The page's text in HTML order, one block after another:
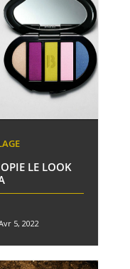
LE LOOK
5, 2022